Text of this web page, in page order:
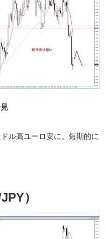
ル高ユーロ安に。短期的に
）